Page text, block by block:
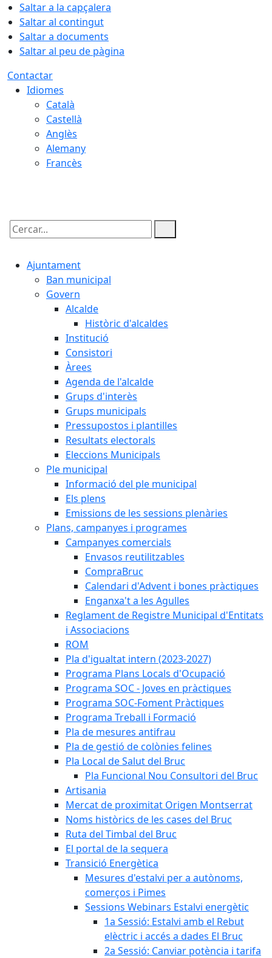
Saltar a la capçalera
Saltar al contingut
Saltar a documents
Saltar al peu de pàgina
Contactar
Idiomes
Català
Castellà
Anglès
Alemany
Francès
Cercar:
Ajuntament
Ban municipal
Govern
Alcalde
Històric d'alcaldes
Institució
Consistori
Àrees
Agenda de l'alcalde
Grups d'interès
Grups municipals
Pressupostos i plantilles
Resultats electorals
Eleccions Municipals
Ple municipal
Informació del ple municipal
Els plens
Emissions de les sessions plenàries
Plans, campanyes i programes
Campanyes comercials
Envasos reutilitzables
CompraBruc
Calendari d'Advent i bones pràctiques
Enganxa't a les Agulles
Reglament de Registre Municipal d'Entitats
i Associacions
ROM
Pla d'igualtat intern (2023-2027)
Programa Plans Locals d'Ocupació
Programa SOC - Joves en pràctiques
Programa SOC-Foment Pràctiques
Programa Treball i Formació
Pla de mesures antifrau
Pla de gestió de colònies felines
Pla Local de Salut del Bruc
Pla Funcional Nou Consultori del Bruc
Artisania
Mercat de proximitat Origen Montserrat
Noms històrics de les cases del Bruc
Ruta del Timbal del Bruc
El portal de la sequera
Transició Energètica
Mesures d'estalvi per a autònoms,
comerços i Pimes
Sessions Webinars Estalvi energètic
1a Sessió: Estalvi amb el Rebut
elèctric i accés a dades El Bruc
2a Sessió: Canviar potència i tarifa